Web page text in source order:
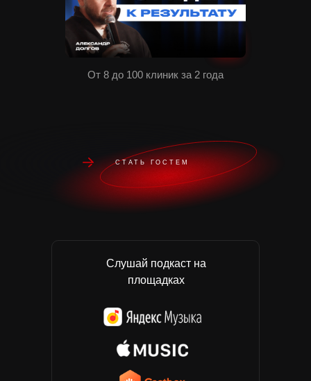
СТАТЬ ГОСТЕМ
Слушай подкаст на
площадках
От 8 до 100 клиник за 2 года